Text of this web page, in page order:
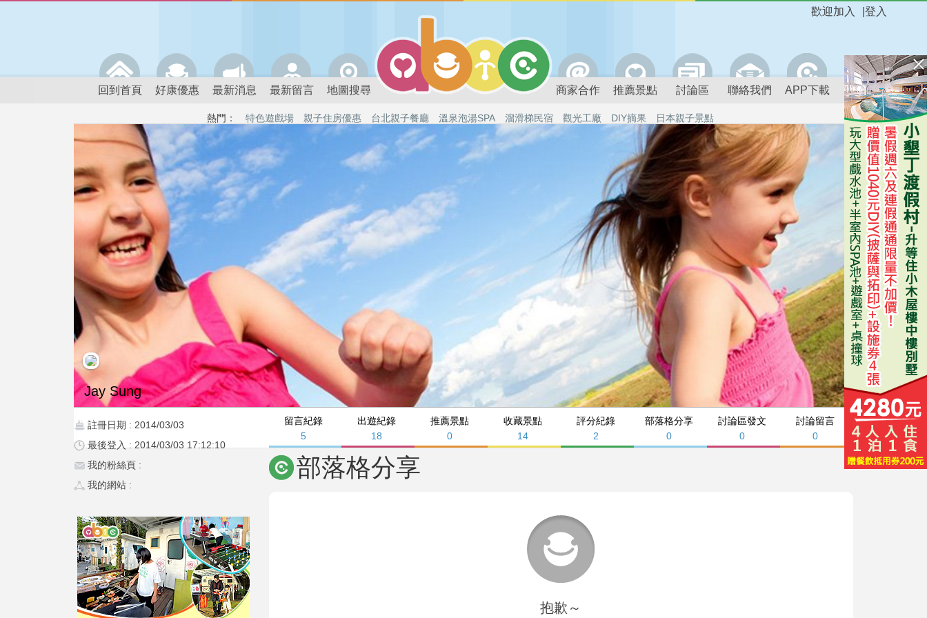
登入
歡迎加入
回到首頁 好康優惠 最新消息 最新留言 地圖搜尋 商家合作 推薦景點 討論區 聯絡我們 APP下載
熱門： 特色遊戲場 親子住房優惠 台北親子餐廳 溫泉泡湯SPA 溜滑梯民宿 觀光工廠 DIY摘果 日本親子景點
留言紀錄
5
出遊紀錄
18
推薦景點
0
收藏景點
14
評分紀錄
2
部落格分享
0
討論區發文
0
討論留言
0
Jay Sung
註冊日期 : 2014/03/03
最後登入 : 2014/03/03 17:12:10
我的粉絲頁 :
我的網站 :
部落格分享
抱歉～